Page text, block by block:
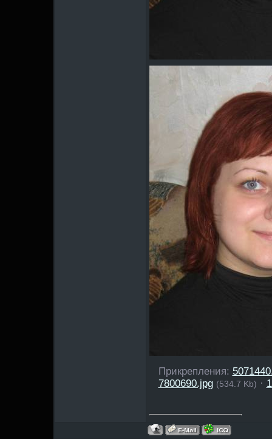
Прикрепления:
7800690.jpg (534.7 Kb) ·